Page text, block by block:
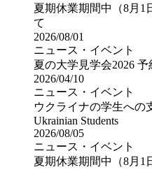
夏期休業期間中（8月1
て
2026/08/01
ニュース・イベント
夏の大学見学会2026
2026/04/10
ニュース・イベント
ウクライナの学生への
Ukrainian Students
2026/08/05
ニュース・イベント
夏期休業期間中（8月1